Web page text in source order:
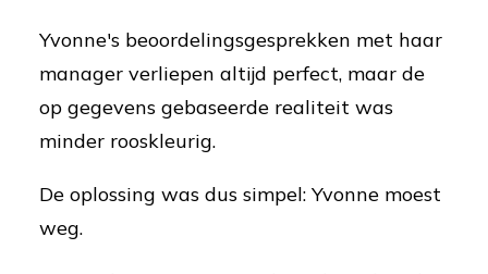
Yvonne's beoordelingsgesprekken met haar
manager verliepen altijd perfect, maar de
op gegevens gebaseerde realiteit was
minder rooskleurig.
De oplossing was dus simpel: Yvonne moest
weg.